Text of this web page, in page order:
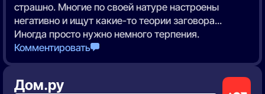
страшно. Многие по своей натуре настроены
негативно и ищут какие-то теории заговора...
Иногда просто нужно немного терпения.
Комментировать
Дом.ру